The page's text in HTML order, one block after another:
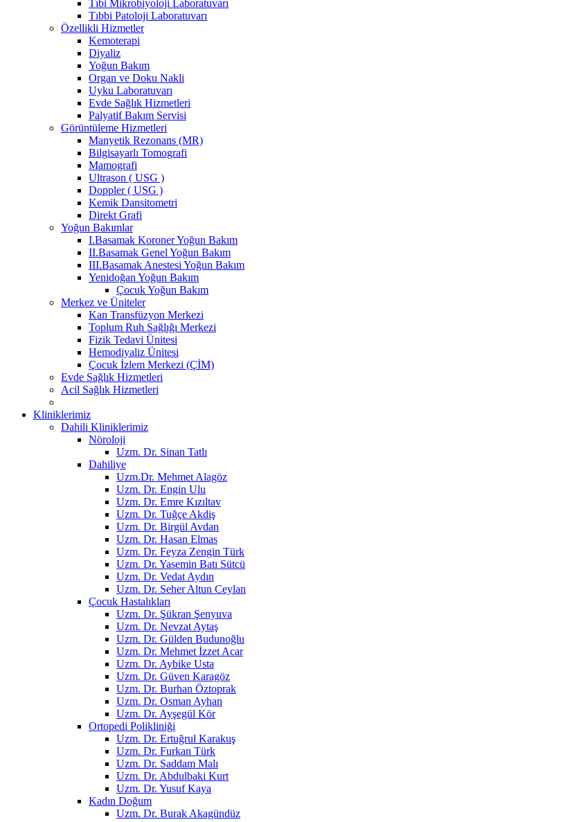
Tıbi Mikrobiyoloji Laboratuvarı
Tıbbi Patoloji Laboratuvarı
Özellikli Hizmetler
Kemoterapi
Diyaliz
Yoğun Bakım
Organ ve Doku Nakli
Uyku Laboratuvarı
Evde Sağlık Hizmetleri
Palyatif Bakım Servisi
Görüntüleme Hizmetleri
Manyetik Rezonans (MR)
Bilgisayarlı Tomografi
Mamografi
Ultrason ( USG )
Doppler ( USG )
Kemik Dansitometri
Direkt Grafi
Yoğun Bakımlar
I.Basamak Koroner Yoğun Bakım
II.Basamak Genel Yoğun Bakım
III.Basamak Anestesi Yoğun Bakım
Yenidoğan Yoğun Bakım
Çocuk Yoğun Bakım
Merkez ve Üniteler
Kan Transfüzyon Merkezi
Toplum Ruh Sağlığı Merkezi
Fizik Tedavi Ünitesi
Hemodiyaliz Ünitesi
Çocuk İzlem Merkezi (ÇİM)
Evde Sağlık Hizmetleri
Acil Sağlık Hizmetleri
Kliniklerimiz
Dahili Kliniklerimiz
Nöroloji
Uzm. Dr. Sinan Tatlı
Dahiliye
Uzm.Dr. Mehmet Alagöz
Uzm. Dr. Engin Ulu
Uzm. Dr. Emre Kızıltav
Uzm. Dr. Tuğçe Akdiş
Uzm. Dr. Birgül Avdan
Uzm. Dr. Hasan Elmas
Uzm. Dr. Feyza Zengin Türk
Uzm. Dr. Yasemin Batı Sütcü
Uzm. Dr. Vedat Aydın
Uzm. Dr. Seher Altun Ceylan
Çocuk Hastalıkları
Uzm. Dr. Şükran Şenyuva
Uzm. Dr. Nevzat Aytaş
Uzm. Dr. Gülden Budunoğlu
Uzm. Dr. Mehmet İzzet Acar
Uzm. Dr. Aybike Usta
Uzm. Dr. Güven Karagöz
Uzm. Dr. Burhan Öztoprak
Uzm. Dr. Osman Ayhan
Uzm. Dr. Ayşegül Kör
Ortopedi Polikliniği
Uzm. Dr. Ertuğrul Karakuş
Uzm. Dr. Furkan Türk
Uzm. Dr. Saddam Malı
Uzm. Dr. Abdulbaki Kurt
Uzm. Dr. Yusuf Kaya
Kadın Doğum
Uzm. Dr. Burak Akagündüz